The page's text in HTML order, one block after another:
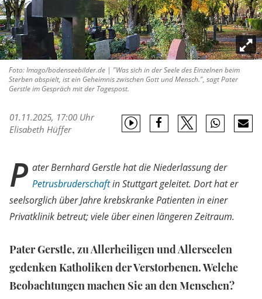
Foto: Imago/bodenseebilder.de | "Was sich in der Seele des Einzelnen beim
Sterben abspielt, ist ein Geheimnis zwischen Gott und Mensch.", sagt Pater
Gerstle im Gespräch mit der Tagespost.
01.11.2025, 17:00 Uhr
Elisabeth Hüffer
P ater Bernhard Gerstle hat die Niederlassung der
Petrusbruderschaftin Stuttgart geleitet. Dort hat er
seelsorglich über Jahre krebskranke Patienten in einer
Privatklinik betreut; viele über einen längeren Zeitraum.
Pater Gerstle, zu Allerheiligen und Allerseelen
gedenken Katholiken der Verstorbenen. Welche
Beobachtungen machen Sie an den Menschen?